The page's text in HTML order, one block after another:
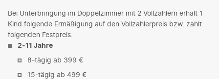
Bei Unterbringung im Doppelzimmer mit 2 Vollzahlern erhält 1
Kind folgende Ermäßigung auf den Vollzahlerpreis bzw. zahlt
folgenden Festpreis:
2-11 Jahre
8-tägig ab 399 €
15-tägig ab 499 €